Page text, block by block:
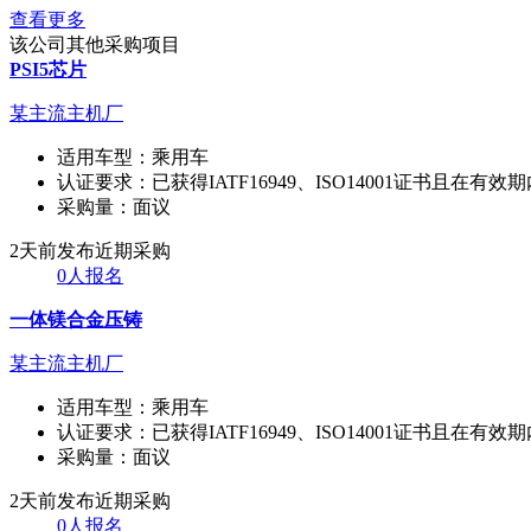
查看更多
该公司其他采购项目
PSI5芯片
某主流主机厂
适用车型： 乘用车
认证要求： 已获得IATF16949、ISO14001证书且在有效期
采购量： 面议
2天前发布近期采购
0人报名
一体镁合金压铸
某主流主机厂
适用车型： 乘用车
认证要求： 已获得IATF16949、ISO14001证书且在有效期
采购量： 面议
2天前发布近期采购
0人报名